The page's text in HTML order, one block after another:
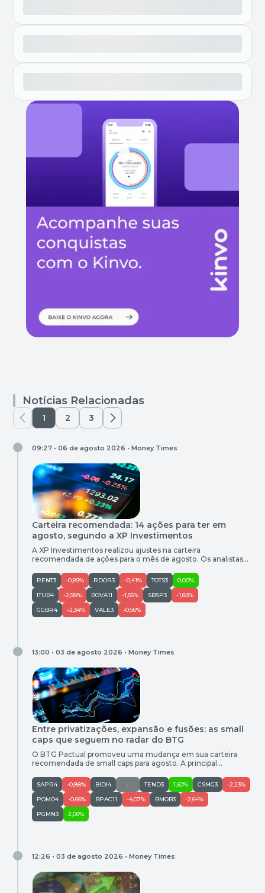
Notícias Relacionadas
1 2 3
09:27 • 06 de agosto 2026 • Money Times
Carteira recomendada: 14 ações para ter em
agosto, segundo a XP Investimentos
A XP Investimentos realizou ajustes na carteira
recomendada de ações para o mês de agosto. Os analistas
meio a um cenário mais incerto para o segmento de
mercado de capitais, pressionado pelo ambiente de juros por
mais tempo. Por outro lado, a XP elevou […]
RENT3 -0,89% RDOR3 -0,41% TOTS3
0,00%
ITUB4
-2,58% BOVA11 -1,55% SBSP3
-1,83%
GGBR4
-2,34% VALE3 -0,56%
13:00 • 03 de agosto 2026 • Money Times
Entre privatizações, expansão e fusões: as small
caps que seguem no radar do BTG
O BTG Pactual promoveu uma mudança em sua carteira
recomendada de small caps para agosto. A principal
Marcopolo (POMO4), que deixou o portfólio. Os demais
ativos foram mantidos: Copasa, Banco Inter, Smart Fit,
Sanepar, Orizon, 3tentos, Tenda, Pague Menos e Bemobi. A
carteira é composta […]
SAPR4 -0,88% BIDI4 - TEND3 1,60% CSMG3
-2,23%
POMO4
-0,66% BPAC11 -4,07% BMOB3
-2,64%
PGMN3
2,06%
12:26 • 03 de agosto 2026 • Money Times